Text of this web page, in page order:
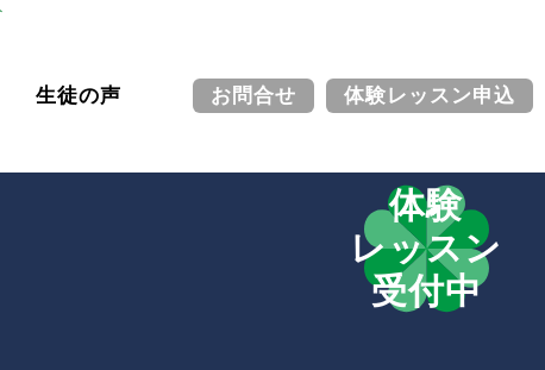
生徒の声 お問合せ 体験レッスン申込
体験
レッスン
受付中